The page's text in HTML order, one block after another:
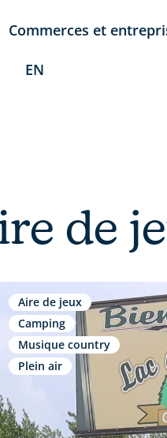
Commerces et
EN
de
Aire de jeux
Camping
Musique country
Plein air